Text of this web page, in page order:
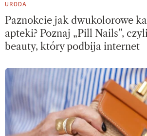
URODA
Paznokcie jak dwukolorowe
apteki? Poznaj „Pill Nails”,
beauty, który podbija internet